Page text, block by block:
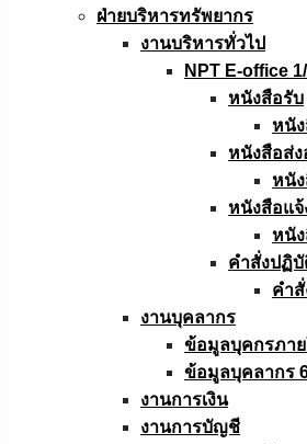
ฝ่ายบริหารทรัพยากร
งานบริหารทั่วไป
NPT E-office
หนังสือรับ
หนั
หนังสือส่
หนั
หนังสือแจ้
หนัง
คำสั่งปฏิ
คำ
งานบุคลากร
ข้อมูลบุคกรภา
ข้อมูลบุคลากร
งานการเงิน
งานการบัญชี